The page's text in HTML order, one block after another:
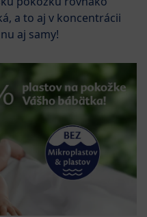
a to aj v koncentrácii
aj samy!